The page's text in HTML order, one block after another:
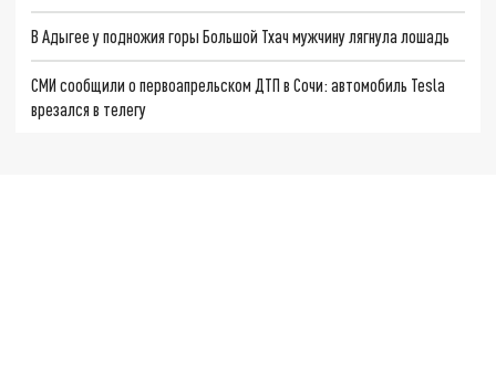
В Адыгее у подножия горы Большой Тхач мужчину лягнула лошадь
СМИ сообщили о первоапрельском ДТП в Сочи: автомобиль Tesla
врезался в телегу